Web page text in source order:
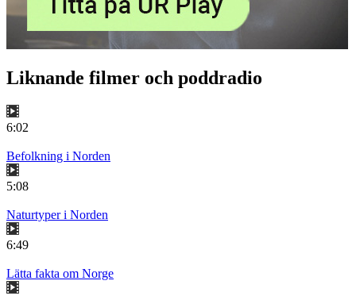
Liknande filmer och poddradio
6:02
Befolkning i Norden
5:08
Naturtyper i Norden
6:49
Lätta fakta om Norge